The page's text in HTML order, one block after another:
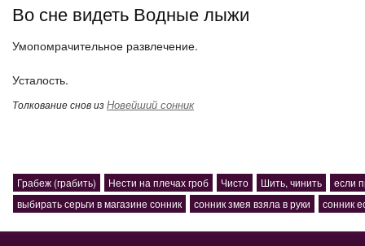
Во сне видеть Водные лыжи
Умопомрачительное развлечение.
Усталость.
Толкование снов изНовейший сонник
Грабеж (грабить) Нести на плечах гроб Чисто Шить, чинить
если
выбирать серьги в магазине сонник
сонник змея взяла в руки сонник